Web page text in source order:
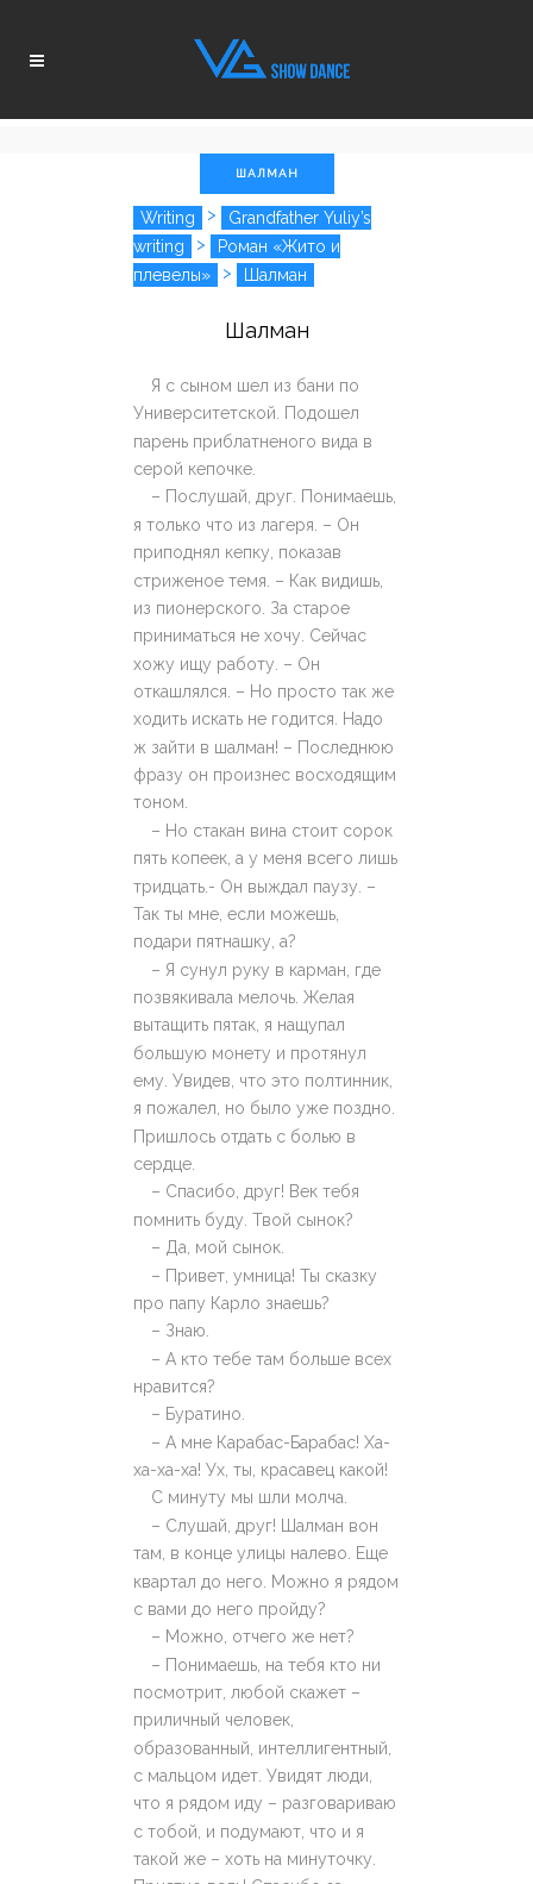
ШАЛМАН
Writing >
Grandfather Yuliy’s
writing
>
Роман «Жито и
плевелы»
> Шалман
Шалман
Я с сыном шел из бани по
Университетской. Подошел
парень приблатненого вида в
серой кепочке.
– Послушай, друг. Понимаешь,
я только что из лагеря. – Он
приподнял кепку, показав
стриженое темя. – Как видишь,
из пионерского. За старое
приниматься не хочу. Сейчас
хожу ищу работу. – Он
откашлялся. – Но просто так же
ходить искать не годится. Надо
ж зайти в шалман! – Последнюю
фразу он произнес восходящим
тоном.
– Но стакан вина стоит сорок
пять копеек, а у меня всего лишь
тридцать.- Он выждал паузу. –
Так ты мне, если можешь,
подари пятнашку, а?
– Я сунул руку в карман, где
позвякивала мелочь. Желая
вытащить пятак, я нащупал
большую монету и протянул
ему. Увидев, что это полтинник,
я пожалел, но было уже поздно.
Пришлось отдать с болью в
сердце.
– Спасибо, друг! Век тебя
помнить буду. Твой сынок?
– Да, мой сынок.
– Привет, умница! Ты сказку
про папу Карло знаешь?
– Знаю.
– А кто тебе там больше всех
нравится?
– Буратино.
– А мне Карабас-Барабас! Ха-
ха-ха-ха! Ух, ты, красавец какой!
С минуту мы шли молча.
– Слушай, друг! Шалман вон
там, в конце улицы налево. Еще
квартал до него. Можно я рядом
с вами до него пройду?
– Можно, отчего же нет?
– Понимаешь, на тебя кто ни
посмотрит, любой скажет –
приличный человек,
образованный, интеллигентный,
с мальцом идет. Увидят люди,
что я рядом иду – разговариваю
с тобой, и подумают, что и я
такой же – хоть на минуточку.